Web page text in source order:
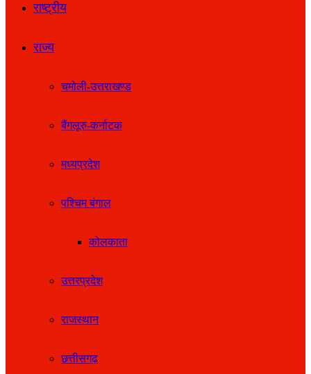
राष्ट्रीय
राज्य
चमोली-उत्तराखण्ड
बैंगलूरु-कर्नाटक
मध्यप्रदेश
पश्चिम बंगाल
कोलकाता
उत्तरप्रदेश
राजस्थान
छत्तीसगढ़